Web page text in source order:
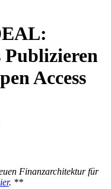
Publizieren
Access
Finanzarchitektur für
. **